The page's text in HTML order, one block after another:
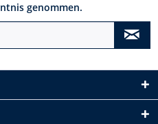
genommen.